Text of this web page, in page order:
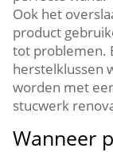
Ook het
product
tot problemen.​
herstelklussen
worden met
stucwerk
Wanneer